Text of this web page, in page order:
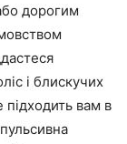
дорогим
і блискучих
підходить вам в